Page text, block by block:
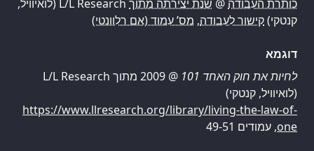
כותרת העבודה @ שנת יצירתה מתוך
L/L Research (לואיוויל,
קנטקי)קישור לעבודה, מס’ עמוד (אם רלוונטי)
דוגמא
לחיות את חוק האחד 101
@ 2009 מתוך L/L Research
(לואיוויל, קנטקי)
https://www.llresearch.org/library/living-the-law-of-
one, עמודים 49-51